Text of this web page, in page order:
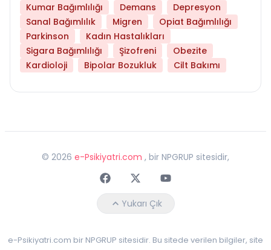
Kumar Bağımlılığı
Demans
Depresyon
Sanal Bağımlılık
Migren
Opiat Bağımlılığı
Parkinson
Kadın Hastalıkları
Sigara Bağımlılığı
Şizofreni
Obezite
Kardioloji
Bipolar Bozukluk Cilt Bakımı
© 2026 e-Psikiyatri.com , bir NPGRUP sitesidir,
FaceebokTwitterYoutube
Yukarı Çık
e-Psikiyatri.com bir NPGRUP sitesidir. Bu sitede verilen bilgiler, site